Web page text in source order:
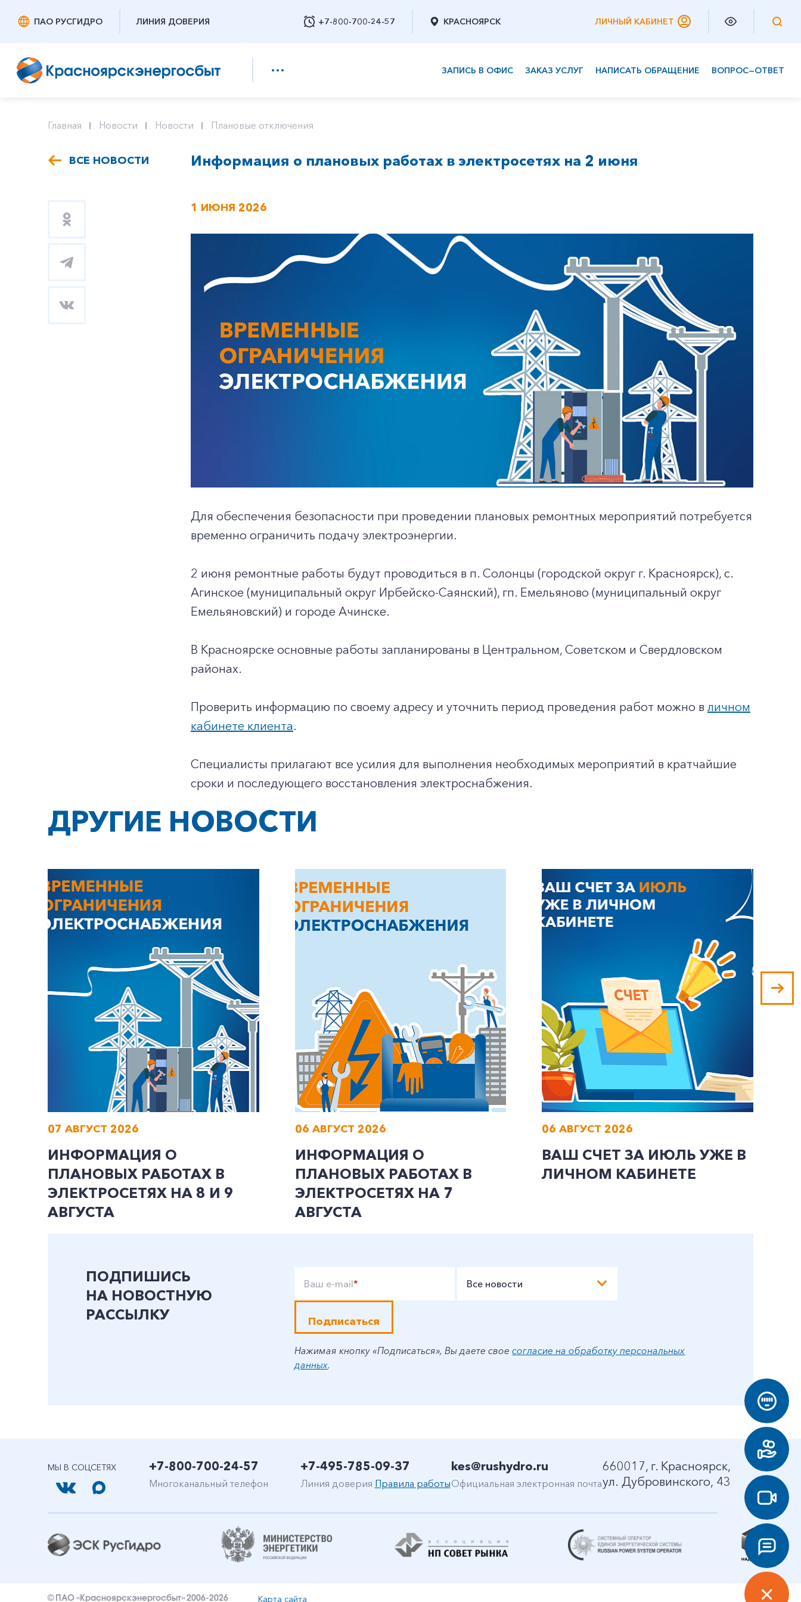
ПАО РУСГИДРО ЛИНИЯ ДОВЕРИЯ +7-800-700-24-57
Заказать обратный звонок
КРАСНОЯРСК ЛИЧНЫЙ КАБИНЕТ
ЗАПИСЬ В ОФИС ЗАКАЗ УСЛУГ НАПИСАТЬ ОБРАЩЕНИЕ ВОПРОС—ОТВЕТ
Заказать обратный звонок
Корпоративным клиентам
Главная Новости Новости Плановые отключения
ВСЕ НОВОСТИ Информация о плановых работах в электросетях на 2 июня
1 ИЮНЯ 2026
Для обеспечения безопасности при проведении плановых ремонтных мероприятий потребуется
временно ограничить подачу электроэнергии.
2 июня ремонтные работы будут проводиться в п. Солонцы (городской округ г. Красноярск), с.
Агинское (муниципальный округ Ирбейско-Саянский), гп. Емельяново (муниципальный округ
Емельяновский) и городе Ачинске.
В Красноярске основные работы запланированы в Центральном, Советском и Свердловском
районах.
Проверить информацию по своему адресу и уточнить период проведения работ можно в личном
кабинете клиента.
Специалисты прилагают все усилия для выполнения необходимых мероприятий в кратчайшие
сроки и последующего восстановления электроснабжения.
ДРУГИЕ НОВОСТИ
07 АВГУСТ 2026
ИНФОРМАЦИЯ О
ПЛАНОВЫХ РАБОТАХ В
ЭЛЕКТРОСЕТЯХ НА 8 И 9
АВГУСТА
06 АВГУСТ 2026
ИНФОРМАЦИЯ О
ПЛАНОВЫХ РАБОТАХ В
ЭЛЕКТРОСЕТЯХ НА 7
АВГУСТА
06 АВГУСТ 2026
ВАШ СЧЕТ ЗА ИЮЛЬ УЖЕ В
ЛИЧНОМ КАБИНЕТЕ
ПОДПИШИСЬ
НА НОВОСТНУЮ
РАССЫЛКУ
Ваш e-mail* Все новости
Подписаться
Нажимая кнопку «Подписаться», Вы даете своесогласие на обработку персональных
данных.
МЫ В СОЦСЕТЯХ +7-800-700-24-57
Многоканальный телефон
+7-495-785-09-37
Линия доверия Правила работы
kes@rushydro.ru
Официальная электронная почта
660017, г. Красноярск,
ул. Дубровинского, 43
© ПАО «Красноярскэнергосбыт» 2006-2026 Карта сайта